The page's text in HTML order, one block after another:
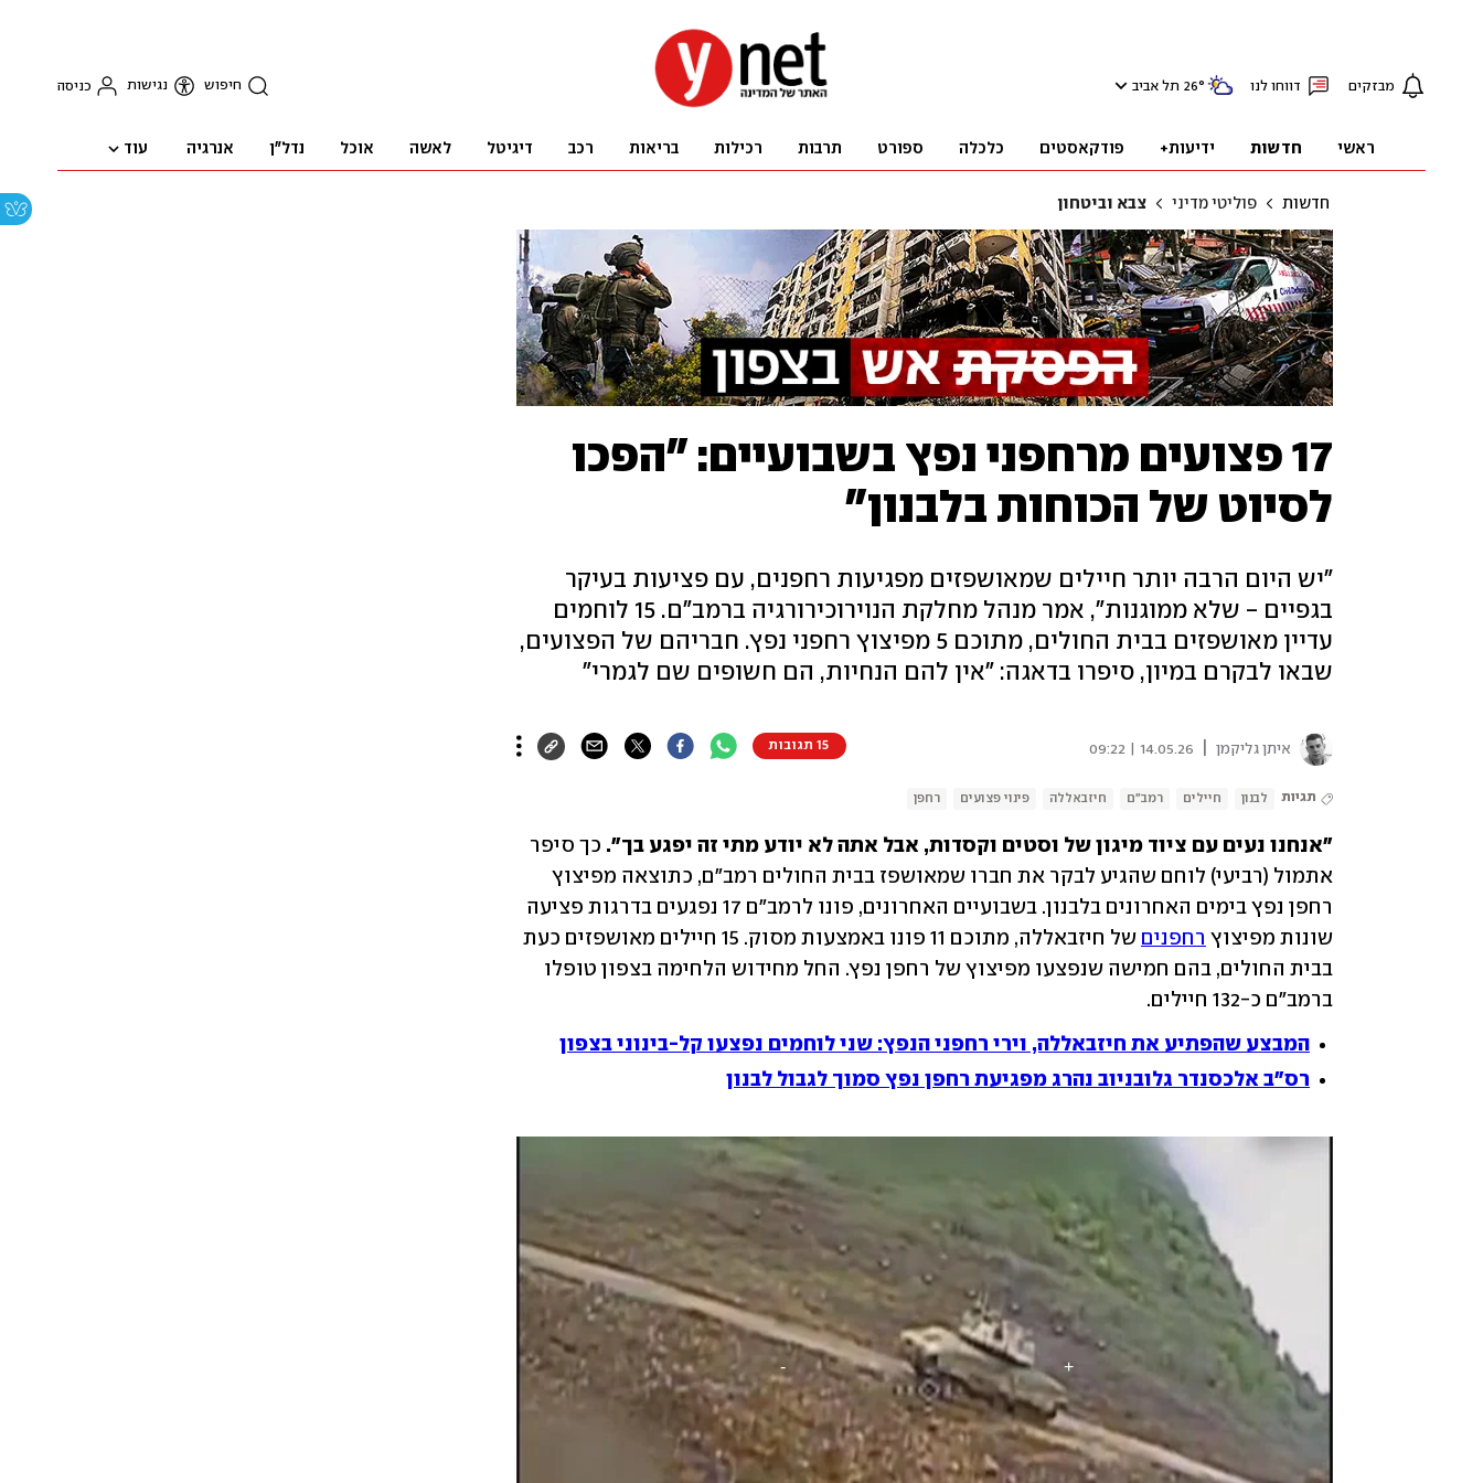
מבזקים דווחו לנו 26° תל אביב חיפוש נגישות כניסה
ראשי חדשות ידיעות+ פודקאסטים כלכלה ספורט תרבות רכילות בריאות רכב דיגיטל לאשה אוכל נדל"ן אנרגיה עוד
חדשות פוליטי מדיני צבא וביטחון
17 פצועים מרחפני נפץ בשבועיים: "הפכו
לסיוט של הכוחות בלבנון"
"יש היום הרבה יותר חיילים שמאושפזים מפגיעות רחפנים, עם פציעות בעיקר
בגפיים - שלא ממוגנות", אמר מנהל מחלקת הנוירוכירורגיה ברמב"ם. 15 לוחמים
עדיין מאושפזים בבית החולים, מתוכם 5 מפיצוץ רחפני נפץ. חבריהם של הפצועים,
שבאו לבקרם במיון, סיפרו בדאגה: "אין להם הנחיות, הם חשופים שם לגמרי"
איתן גליקמן 14.05.26 | 09:22 15 תגובות
תגיות לבנון חיילים רמב"ם חיזבאללה פינוי פצועים רחפן
"אנחנו נעים עם ציוד מיגון של וסטים וקסדות, אבל אתה לא יודע מתי זה יפגע בך".
שונות מפיצוץ רחפנים
ברמב"ם כ-132 חיילים.
המבצע שהפתיע את חיזבאללה, וירי רחפני הנפץ: שני לוחמים נפצעו קל-בינוני בצפון
רס"ב אלכסנדר גלובניוב נהרג מפגיעת רחפן נפץ סמוך לגבול לבנון